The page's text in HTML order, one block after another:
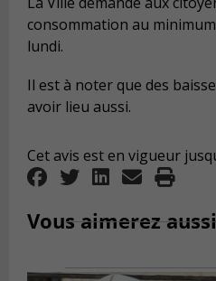
consommation au
lundi.
Il est à noter que des
avoir lieu aussi.
Cet avis est en vigueur
Vous aimerez aussi